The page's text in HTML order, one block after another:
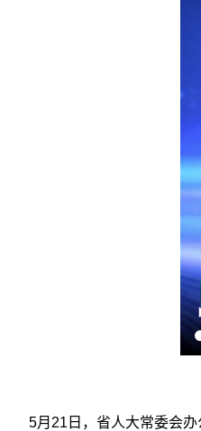
5月21日，省人大常委会